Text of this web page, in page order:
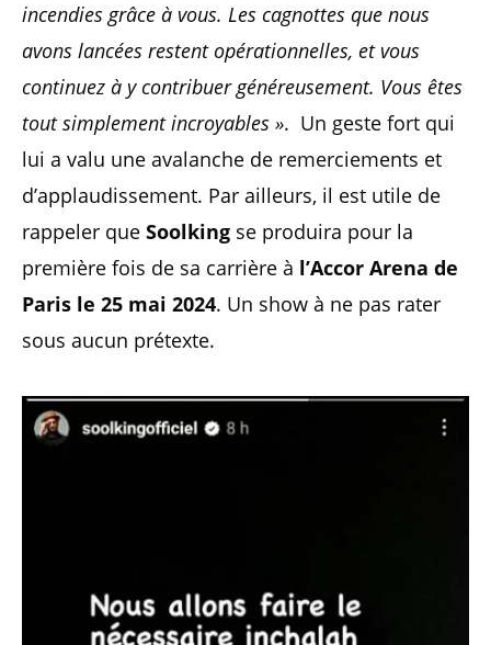
incendies grâce à vous. Les cagnottes que nous
avons lancées restent opérationnelles, et vous
continuez à y contribuer généreusement. Vous êtes
tout simplement incroyables ». Un geste fort qui
lui a valu une avalanche de remerciements et
d’applaudissement. Par ailleurs, il est utile de
rappeler que Soolking se produira pour la
première fois de sa carrière à l’Accor Arena de
Paris le 25 mai 2024. Un show à ne pas rater
sous aucun prétexte.